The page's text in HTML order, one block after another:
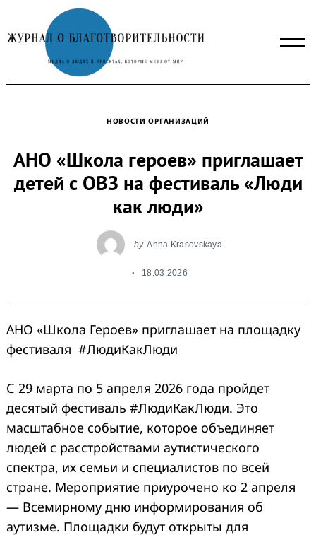
to
content
НОВОСТИ ОРГАНИЗАЦИЙ
АНО «Школа героев» приглашает
детей с ОВЗ на фестиваль «Люди
как люди»
by Anna Krasovskaya
18.03.2026
АНО «Школа Героев» приглашает на площадку
фестиваля #ЛюдиКакЛюди
С 29 марта по 5 апреля 2026 года пройдет
десятый фестиваль #ЛюдиКакЛюди. Это
масштабное событие, которое объединяет
людей с расстройствами аутистического
спектра, их семьи и специалистов по всей
стране. Мероприятие приурочено ко 2 апреля
— Всемирному дню информирования об
аутизме. Площадки будут открыты для